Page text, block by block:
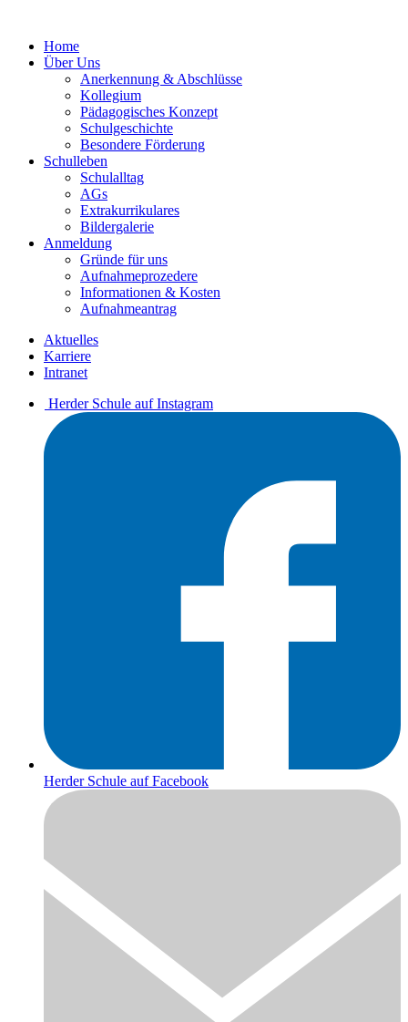
Home
Über Uns
Anerkennung & Abschlüsse
Kollegium
Pädagogisches Konzept
Schulgeschichte
Besondere Förderung
Schulleben
Schulalltag
AGs
Extrakurrikulares
Bildergalerie
Anmeldung
Gründe für uns
Aufnahmeprozedere
Informationen & Kosten
Aufnahmeantrag
Aktuelles
Karriere
Intranet
Herder Schule auf Instagram
Herder Schule auf Facebook